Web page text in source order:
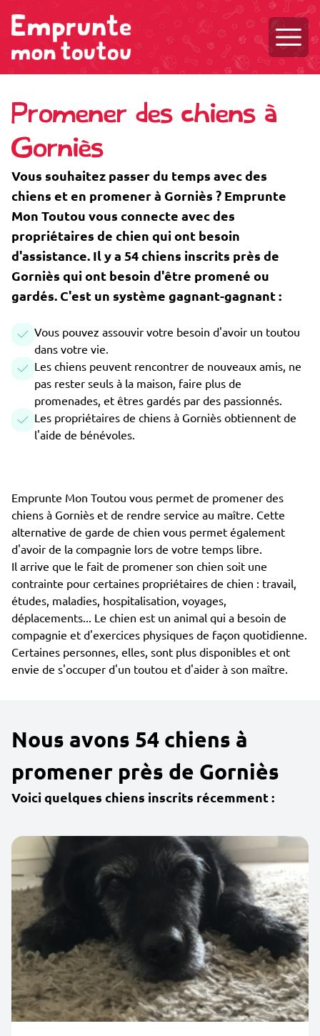
Promener des chiens à
Gorniès
Vous souhaitez passer du temps avec des
chiens et en promener à Gorniès ? Emprunte
Mon Toutou vous connecte avec des
propriétaires de chien qui ont besoin
d'assistance. Il y a 54 chiens inscrits près de
Gorniès qui ont besoin d'être promené ou
gardés. C'est un système gagnant-gagnant :
Vous pouvez assouvir votre besoin d'avoir un toutou
dans votre vie.
Les chiens peuvent rencontrer de nouveaux amis, ne
pas rester seuls à la maison, faire plus de
promenades, et êtres gardés par des passionnés.
Les propriétaires de chiens à Gorniès obtiennent de
l'aide de bénévoles.
Emprunte Mon Toutou vous permet de promener des
chiens à Gorniès et de rendre service au maître. Cette
alternative de garde de chien vous permet également
d'avoir de la compagnie lors de votre temps libre.
Il arrive que le fait de promener son chien soit une
contrainte pour certaines propriétaires de chien : travail,
études, maladies, hospitalisation, voyages,
déplacements... Le chien est un animal qui a besoin de
compagnie et d'exercices physiques de façon quotidienne.
Certaines personnes, elles, sont plus disponibles et ont
envie de s'occuper d'un toutou et d'aider à son maître.
Nous avons 54 chiens à
promener près de Gorniès
Voici quelques chiens inscrits récemment :